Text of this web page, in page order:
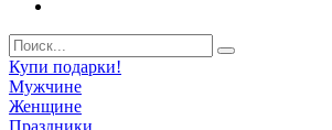
Купи подарки!
Мужчине
Женщине
Праздники